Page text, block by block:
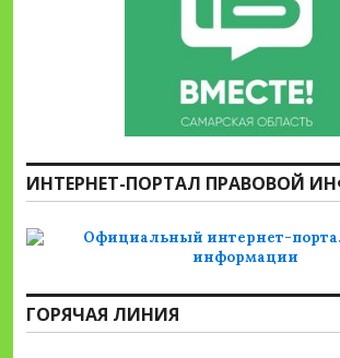
ИНТЕРНЕТ-ПОРТАЛ ПРАВОВОЙ
ГОРЯЧАЯ ЛИНИЯ